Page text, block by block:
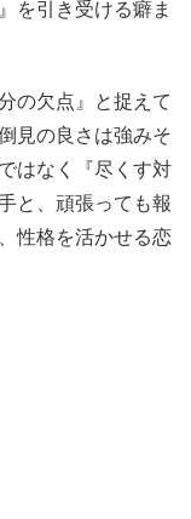
を引き受ける癖ま
の欠点』と捉えて
見の良さは強みそ
はなく『尽くす対
と、頑張っても報
性格を活かせる恋